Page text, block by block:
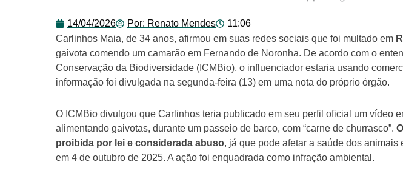
14/04/2026 Por: Renato Mendes
11:06
Carlinhos Maia, de 34 anos, afirmou em suas redes sociais que foi multado em
gaivota comendo um camarão em Fernando de Noronha. De acordo com o
Conservação da Biodiversidade (ICMBio), o influenciador estaria usando
informação foi divulgada na segunda-feira (13) em uma nota do próprio órgão.
O ICMBio divulgou que Carlinhos teria publicado em seu perfil oficial um vídeo
alimentando gaivotas, durante um passeio de barco, com “carne de churrasco”.
proibida por lei e considerada abuso, já que pode afetar a saúde dos
em 4 de outubro de 2025. A ação foi enquadrada como infração ambiental.